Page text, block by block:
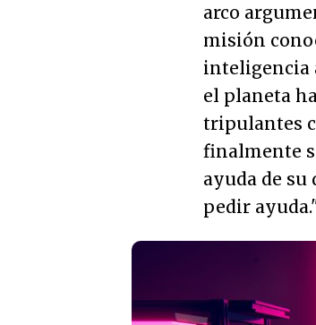
arco
misión
inteligencia
el planeta
tripulantes
finalmente
ayuda de su
pedir